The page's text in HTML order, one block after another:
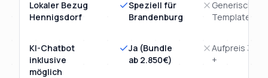
Lokaler Bezug
Hennigsdorf
Speziell für
Brandenburg
Generisches
Template
KI-Chatbot
inklusive
möglich
Ja (Bundle
ab 2.850€)
Aufpreis
+